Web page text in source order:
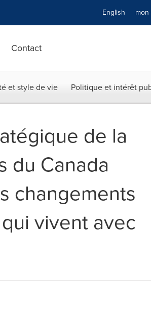
English mon
Contact
et style de vie Politique et intérêt
de la
du Canada
changements
vivent avec